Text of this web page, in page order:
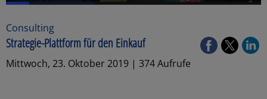
Consulting
Strategie-Plattform für den Einkauf
Mittwoch, 23. Oktober 2019 | 374 Aufrufe